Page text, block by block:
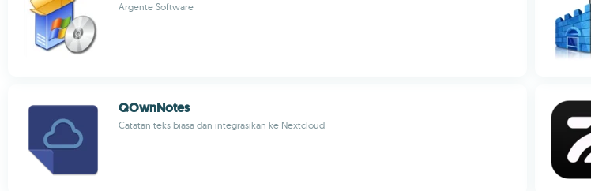
Argente Software
QOwnNotes
Catatan teks biasa dan integrasikan ke Nextcloud